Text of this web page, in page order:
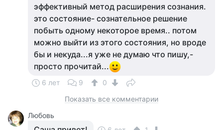
эффективный метод расширения сознания.
это состояние- сознательное решение
побыть одному некоторое время.. потом
можно выйти из этого состояния, но вроде
бы и некуда...я уже не думаю что пишу,-
просто прочитай...
6 лет 9
0
Показать все комментарии
Любовь